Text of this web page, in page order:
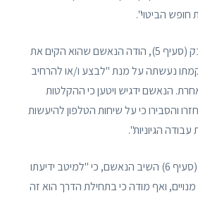
הביטוי".
אשר להקמת קו המאבק (סעיף 5), הודה הנאשם שהוא הקים את
נעשתה על מנת "לבצע ו/או להרחיב
הנאשם ידגיש ויטען כי ההקלטות
והסבירו כי על שיחות הטלפון להיעשות
הגיוניות".
עוד ביחס לקו המאבק (סעיף 6) השיב הנאשם, כי "למיטב ידיעתו
לקו המאבק היו 3,700 מנויים, ואף מודה כי בתחילת הדרך הוא זה